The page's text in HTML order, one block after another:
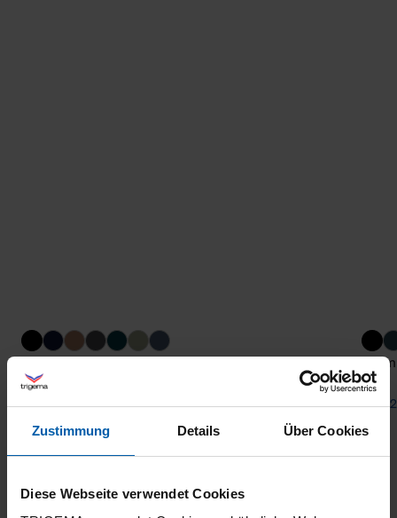
Zustimmung Details Über Cookies
Diese Webseite verwendet Cookies
Sweat Pants
from 59,00 € from